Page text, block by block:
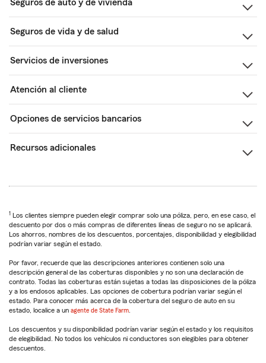
Seguros de auto y de vivienda
Seguros de vida y de salud
Servicios de inversiones
Atención al cliente
Opciones de servicios bancarios
Recursos adicionales
1 Los clientes siempre pueden elegir comprar solo una póliza, pero, en ese caso, el
descuento por dos o más compras de diferentes líneas de seguro no se aplicará.
Los ahorros, nombres de los descuentos, porcentajes, disponibilidad y elegibilidad
podrían variar según el estado.
Por favor, recuerde que las descripciones anteriores contienen solo una
descripción general de las coberturas disponibles y no son una declaración de
contrato. Todas las coberturas están sujetas a todas las disposiciones de la póliza
y a los endosos aplicables. Las opciones de cobertura podrían variar según el
estado. Para conocer más acerca de la cobertura del seguro de auto en su
estado, localice a un agente de State Farm
Los descuentos y su disponibilidad podrían variar según el estado y los requisitos
de elegibilidad. No todos los vehículos ni conductores son elegibles para obtener
descuentos.